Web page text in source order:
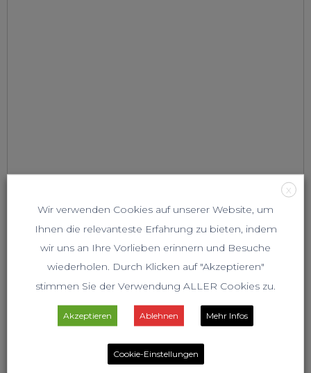
X
Wir verwenden Cookies auf unserer Website, um
Ihnen die relevanteste Erfahrung zu bieten, indem
wir uns an Ihre Vorlieben erinnern und Besuche
wiederholen. Durch Klicken auf "Akzeptieren"
stimmen Sie der Verwendung ALLER Cookies zu.
Akzeptieren Ablehnen Mehr Infos
Cookie-Einstellungen